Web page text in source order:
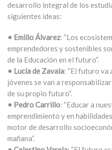
desarrollo integral de los
siguientes ideas:
• Emilio Álvarez: “Los
emprendedores y sostenibles
de la Educación en el futuro”.
• Lucía de Zavala: “El futuro va
jóvenes se van a
de su propio futuro”.
• Pedro Carrillo: “Educar a
emprendimiento y en
motor de desarrollo
mañana”.